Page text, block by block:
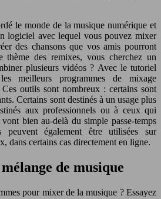
le monde de la musique numérique et
logiciel avec lequel vous pouvez mixer
des chansons que vos amis pourront
thème des remixes, vous cherchez un
plusieurs vidéos ? Avec le tutoriel
meilleurs programmes de mixage
outils sont nombreux : certains sont
Certains sont destinés à un usage plus
aux professionnels ou à ceux qui
bien au-delà du simple passe-temps
peuvent également être utilisées sur
dans certains cas directement en ligne.
de musique
pour mixer de la musique ? Essayez